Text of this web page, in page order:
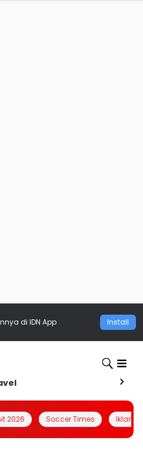
di IDN App Install
2026 Soccer Times Iklanin